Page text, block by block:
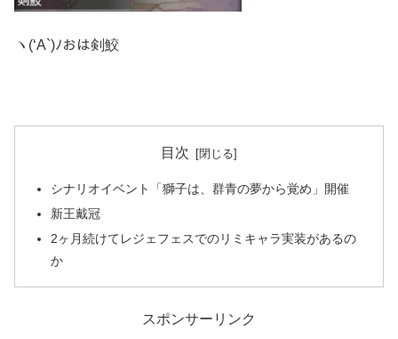
ヽ(‘A`)ﾉおは剣鮫
目次
シナリオイベント「獅子は、群青の夢から覚め」開催
新王戴冠
2ヶ月続けてレジェフェスでのリミキャラ実装があるの
か
スポンサーリンク